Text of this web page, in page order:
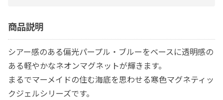
商品説明
シアー感のある偏光パープル・ブルーをベースに透明感の
ある軽やかなネオンマグネットが輝きます。
まるでマーメイドの住む海底を思わせる寒色マグネティッ
クジェルシリーズです。